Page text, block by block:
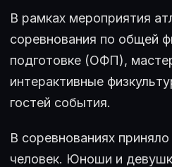
В рамках мероприятия
соревнования по общей
подготовке (ОФП),
интерактивные
гостей события.
В соревнованиях
человек. Юноши и